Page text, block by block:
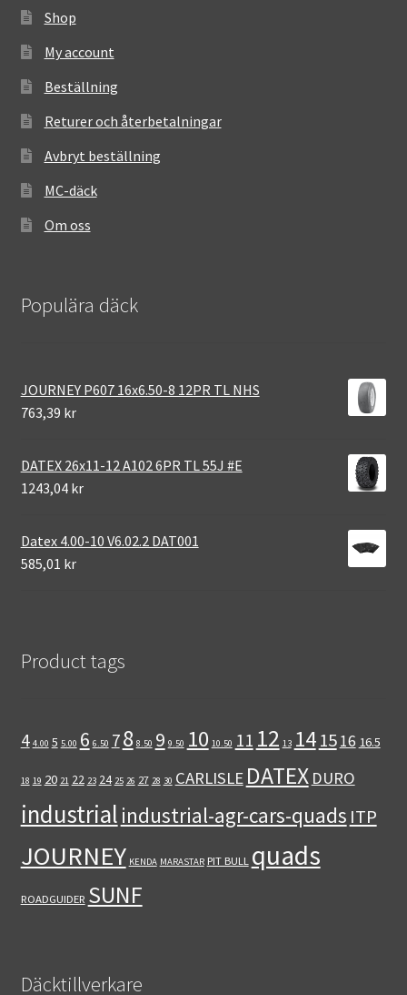
Shop
My account
Beställning
Returer och återbetalningar
Avbryt beställning
MC-däck
Om oss
Populära däck
JOURNEY P607 16x6.50-8 12PR TL NHS
763,39 kr
DATEX 26x11-12 A102 6PR TL 55J #E
1243,04 kr
Datex 4.00-10 V6.02.2 DAT001
585,01 kr
Product tags
4 4.00 5 5.00 6 6.50 78 8.50 9 9.50 10 10.50 11 12 13 14 1516 16.5
18 19 20 21 22 23 24 25 26 27 28 30 CARLISLE DATEX DURO
industrial industrial-agr-cars-quads ITP
JOURNEY KENDA MARASTAR PIT BULL quads
ROADGUIDER SUNF
Däcktillverkare